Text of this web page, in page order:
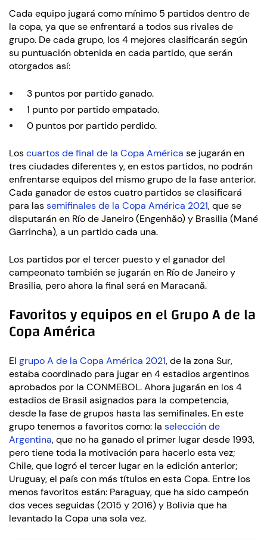
Cada equipo jugará como mínimo 5 partidos dentro de
la copa, ya que se enfrentará a todos sus rivales de
grupo. De cada grupo, los 4 mejores clasificarán según
su puntuación obtenida en cada partido, que serán
otorgados así:
3 puntos por partido ganado.
1 punto por partido empatado.
0 puntos por partido perdido.
Loscuartos de final de la Copa América se jugarán en
tres ciudades diferentes y, en estos partidos, no podrán
enfrentarse equipos del mismo grupo de la fase anterior.
Cada ganador de estos cuatro partidos se clasificará
para lassemifinales de la Copa América 2021, que se
disputarán en Río de Janeiro (Engenhão) y Brasilia (Mané
Garrincha), a un partido cada una.
Los partidos por el tercer puesto y el ganador del
campeonato también se jugarán en Río de Janeiro y
Brasilia, pero ahora la final será en Maracanã.
Favoritos y equipos en el Grupo A de la
Copa América
El grupo A de la Copa América 2021, de la zona Sur,
estaba coordinado para jugar en 4 estadios argentinos
aprobados por la CONMEBOL. Ahora jugarán en los 4
estadios de Brasil asignados para la competencia,
desde la fase de grupos hasta las semifinales. En este
grupo tenemos a favoritos como: la selección de
Argentina, que no ha ganado el primer lugar desde 1993,
pero tiene toda la motivación para hacerlo esta vez;
Chile, que logró el tercer lugar en la edición anterior;
Uruguay, el país con más títulos en esta Copa. Entre los
menos favoritos están: Paraguay, que ha sido campeón
dos veces seguidas (2015 y 2016) y Bolivia que ha
levantado la Copa una sola vez.